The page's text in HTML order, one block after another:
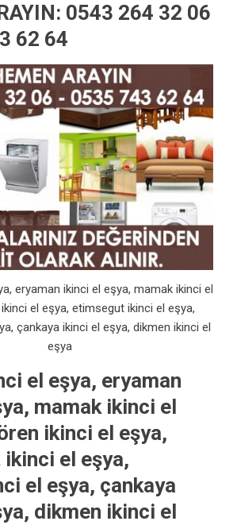
0543 264 32 06
62 64
eryaman ikinci el eşya, mamak ikinci el
el eşya, etimsegut ikinci el eşya,
çankaya ikinci el eşya, dikmen ikinci el
eşya
el eşya, eryaman
mamak ikinci el
ikinci el eşya,
el eşya,
el eşya, çankaya
dikmen ikinci el